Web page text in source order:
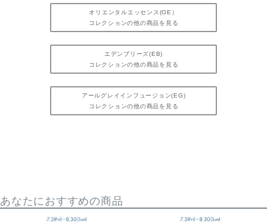
オリエンタルエッセンス(OE）
コレクションの他の商品を見る
エデンブリーズ(EB)
コレクションの他の商品を見る
アールグレイインフュージョン(EG)
コレクションの他の商品を見る
あなたにおすすめの商品